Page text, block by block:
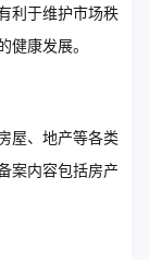
利于维护市场秩
康发展。
屋、地产等各类
案内容包括房产